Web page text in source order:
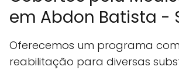
em Abdon Batista -
Oferecemos um programa
reabilitação para diversas